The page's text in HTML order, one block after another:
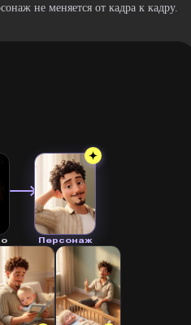
не меняется от кадра к кадру.
Персонаж